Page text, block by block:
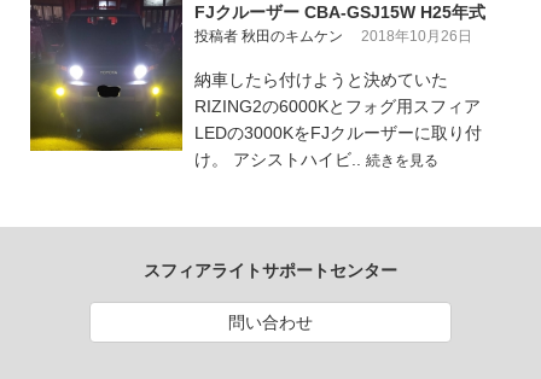
FJクルーザー CBA-GSJ15W H25年式
投稿者 秋田のキムケン 2018年10月26日
納車したら付けようと決めていた
RIZING2の6000Kとフォグ用スフィア
LEDの3000KをFJクルーザーに取り付
け。 アシストハイビ.. 続きを見る
スフィアライトサポートセンター
問い合わせ